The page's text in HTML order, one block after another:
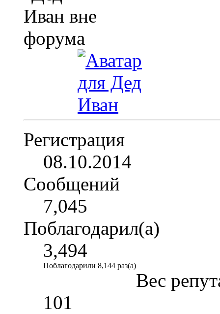
Регистрация
08.10.2014
Сообщений
7,045
Поблагодарил(а)
3,494
Поблагодарили 8,144 раз(а)
Вес
101